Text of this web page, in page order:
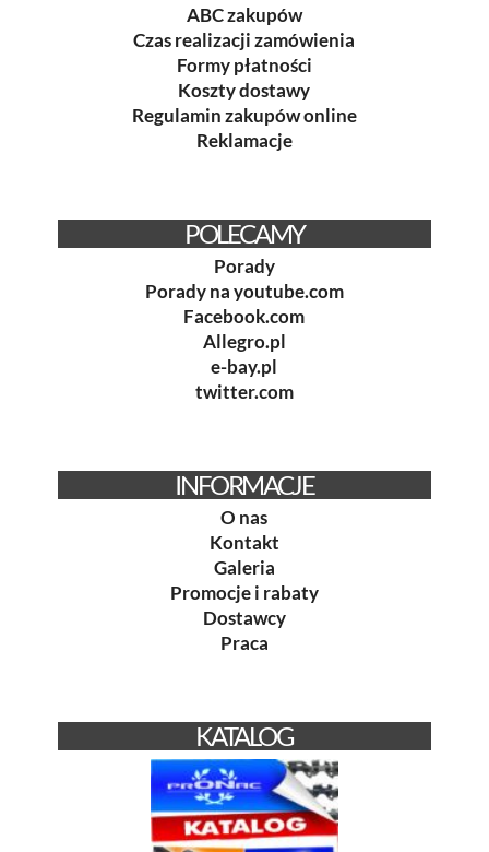
ABC zakupów
Czas realizacji zamówienia
Formy płatności
Koszty dostawy
Regulamin zakupów online
Reklamacje
POLECAMY
Porady
Porady na youtube.com
Facebook.com
Allegro.pl
e-bay.pl
twitter.com
INFORMACJE
O nas
Kontakt
Galeria
Promocje i rabaty
Dostawcy
Praca
KATALOG